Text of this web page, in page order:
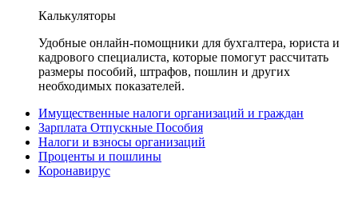
Калькуляторы
Удобные онлайн-помощники для бухгалтера, юриста и
кадрового специалиста, которые помогут рассчитать
размеры пособий, штрафов, пошлин и других
необходимых показателей.
Имущественные налоги организаций и граждан
Зарплата Отпускные Пособия
Налоги и взносы организаций
Проценты и пошлины
Коронавирус